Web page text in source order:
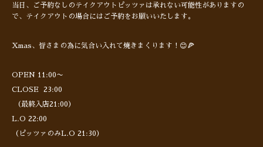
当日、ご予約なしのテイクアウトピッツァは承れない可能性がありますの
で、テイクアウトの場合にはご予約をお願いいたします。
Xmas、皆さまの為に気合い入れて焼きまくります！😊🍕
OPEN 11:00〜
CLOSE 23:00
（最終入店21:00）
L.O 22:00
（ピッツァのみL.O 21:30）